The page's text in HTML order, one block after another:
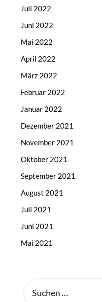
Juli 2022
Juni 2022
Mai 2022
April 2022
März 2022
Februar 2022
Januar 2022
Dezember 2021
November 2021
Oktober 2021
September 2021
August 2021
Juli 2021
Juni 2021
Mai 2021
NACH: